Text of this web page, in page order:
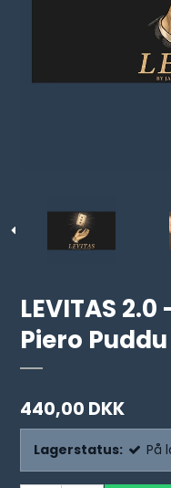
LEVITAS
Piero Puddu
440,00 DKK
Lagerstatus: På